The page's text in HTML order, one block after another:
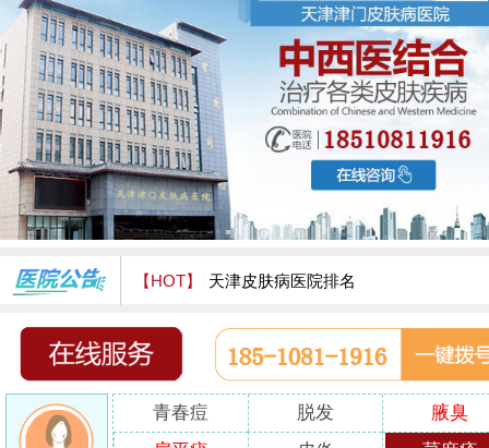
【HOT】 天津皮肤病医院排名
天津津门皮肤病医院怎么样
青春痘 脱发
腋臭